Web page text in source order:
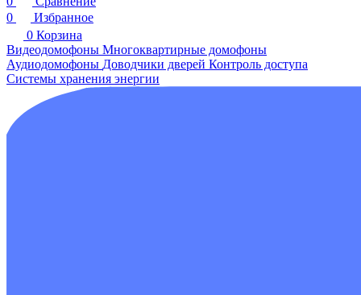
0
Избранное
0 Корзина
Видеодомофоны Многоквартирные домофоны
Аудиодомофоны Доводчики дверей Контроль доступа
Системы хранения энергии